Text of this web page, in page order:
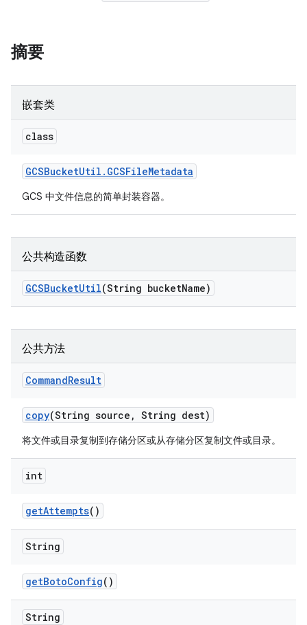
摘要
嵌套类
class
GCSBucketUtil . GCSFileMetadata
GCS 中文件信息的简单封装容器。
公共构造函数
GCSBucketUtil(String bucketName)
公共方法
CommandResult
copy(String source , String dest)
将文件或目录复制到存储分区或从存储分区复制文件或目录。
int
getAttempts()
String
getBotoConfig()
String